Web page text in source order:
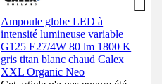
Ampoule globe LED à
intensité lumineuse variable
G125 E27/4W 80 lm 1800 K
gris titan blanc chaud Calex
XXL Organic Neo